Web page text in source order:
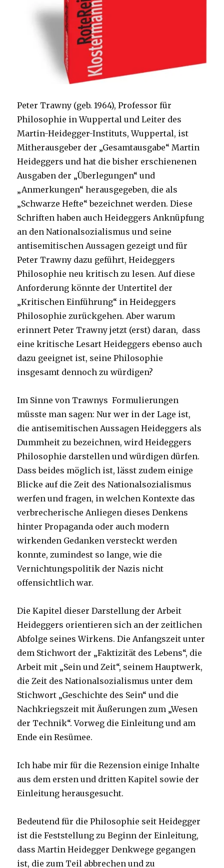
Peter Trawny (geb. 1964), Professor für
Philosophie in Wuppertal und Leiter des
Martin-Heidegger-Instituts, Wuppertal, ist
Mitherausgeber der „Gesamtausgabe“ Martin
Heideggers und hat die bisher erschienenen
Ausgaben der „Überlegungen“ und
„Anmerkungen“ herausgegeben, die als
„Schwarze Hefte“ bezeichnet werden. Diese
Schriften haben auch Heideggers Anknüpfung
an den Nationalsozialismus und seine
antisemitischen Aussagen gezeigt und für
Peter Trawny dazu geführt, Heideggers
Philosophie neu kritisch zu lesen. Auf diese
Anforderung könnte der Untertitel der
„Kritischen Einführung“ in Heideggers
Philosophie zurückgehen. Aber warum
erinnert Peter Trawny jetzt (erst) daran, dass
eine kritische Lesart Heideggers ebenso auch
dazu geeignet ist, seine Philosophie
insgesamt dennoch zu würdigen?
Im Sinne von Trawnys Formulierungen
müsste man sagen: Nur wer in der Lage ist,
die antisemitischen Aussagen Heideggers als
Dummheit zu bezeichnen, wird Heideggers
Philosophie darstellen und würdigen dürfen.
Dass beides möglich ist, lässt zudem einige
Blicke auf die Zeit des Nationalsozialismus
werfen und fragen, in welchen Kontexte das
verbrecherische Anliegen dieses Denkens
hinter Propaganda oder auch modern
wirkenden Gedanken versteckt werden
konnte, zumindest so lange, wie die
Vernichtungspolitik der Nazis nicht
offensichtlich war.
Die Kapitel dieser Darstellung der Arbeit
Heideggers orientieren sich an der zeitlichen
Abfolge seines Wirkens. Die Anfangszeit unter
dem Stichwort der „Faktizität des Lebens“, die
Arbeit mit „Sein und Zeit“, seinem Hauptwerk,
die Zeit des Nationalsozialismus unter dem
Stichwort „Geschichte des Sein“ und die
Nachkriegszeit mit Äußerungen zum „Wesen
der Technik“. Vorweg die Einleitung und am
Ende ein Resümee.
Ich habe mir für die Rezension einige Inhalte
aus dem ersten und dritten Kapitel sowie der
Einleitung herausgesucht.
Bedeutend für die Philosophie seit Heidegger
ist die Feststellung zu Beginn der Einleitung,
dass Martin Heidegger Denkwege gegangen
ist, die zum Teil abbrechen und zu